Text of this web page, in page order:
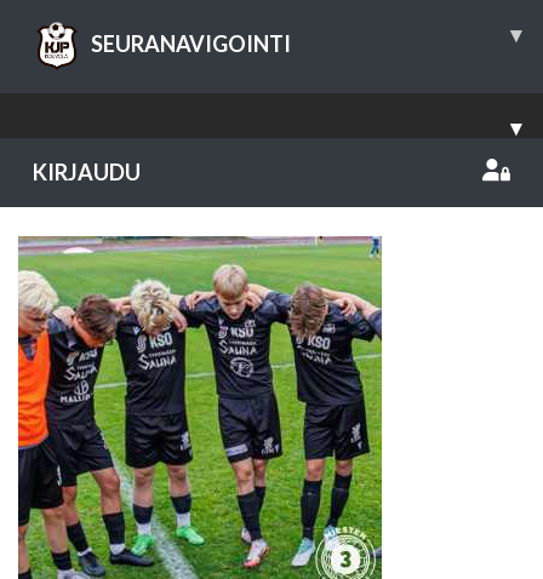
SEURANAVIGOINTI ▾
▾
KIRJAUDU